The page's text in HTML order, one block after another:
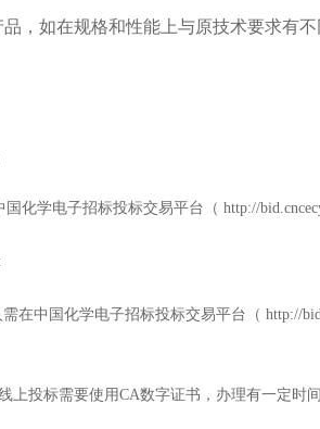
，如在规格和性能上与原技术要求有
化学电子招标投标交易平台（ http://
在中国化学电子招标投标交易平台（ http://
上投标需要使用CA数字证书，办理有一定时